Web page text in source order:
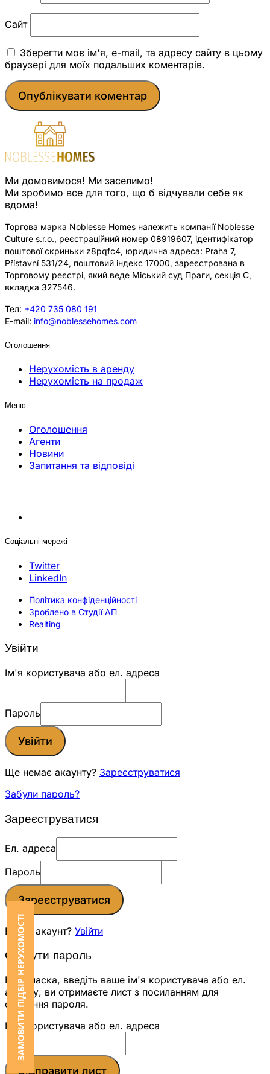
Сайт
Зберегти моє ім'я, e-mail, та адресу сайту в цьому
браузері для моїх подальших коментарів.
Ми домовимося! Ми заселимо!
Ми зробимо все для того, що б відчували себе як
вдома!
Торгова марка Noblesse Homes належить компанії Noblesse
Culture s.r.o., реєстраційний номер 08919607, ідентифікатор
поштової скриньки z8pqfc4, юридична адреса: Praha 7,
Přístavní 531/24, поштовий індекс 17000, зареєстрована в
Торговому реєстрі, який веде Міський суд Праги, секція C,
вкладка 327546.
Тел: +420 735 080 191
E-mail: info@noblessehomes.com
Оголошення
Нерухомість в аренду
Нерухомість на продаж
Меню
Оголошення
Агенти
Новини
Запитання та відповіді
Соціальні мережі
Twitter
LinkedIn
Політика конфіденційності
Зроблено в Студії АП
Realting
ЗАМОВИТИ ПІДБІР НЕРУХОМОСТІ
Увійти
Ім'я користувача або ел. адреса
Пароль
Увійти
Ще немає акаунту? Зареєструватися
Забули пароль?
Зареєструватися
Ел. адреса
Пароль
Зареєструватися
Вже є акаунт? Увійти
Скинути пароль
Будь ласка, введіть ваше ім'я користувача або ел.
адресу, ви отримаєте лист з посиланням для
скидання пароля.
Ім'я користувача або ел. адреса
Відправити лист